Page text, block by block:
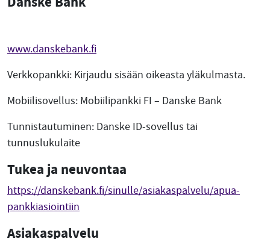
www.danskebank.fi
Verkkopankki: Kirjaudu sisään oikeasta yläkulmasta.
Mobiilisovellus: Mobiilipankki FI – Danske Bank
Tunnistautuminen: Danske ID-sovellus tai
tunnuslukulaite
Tukea ja neuvontaa
https://danskebank.fi/sinulle/asiakaspalvelu/apua-
pankkiasiointiin
Asiakaspalvelu